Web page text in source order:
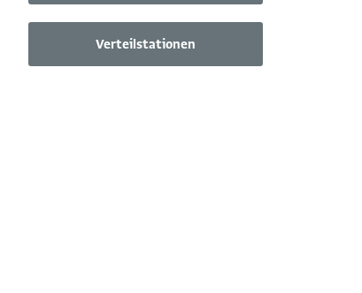
Verteilstationen